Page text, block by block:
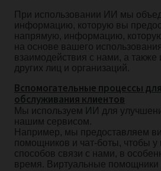
При использовании ИИ мы
информацию, которую вы
напрямую, информацию,
на основе вашего
взаимодействия с нами, а
других лиц и организаций.
Вспомогательные процессы
обслуживания клиентов
Мы используем ИИ для
нашим сервисом.
Например, мы предоставляем
помощников и чат-боты, чтобы
способов связи с нами, в
время. Виртуальные помощники